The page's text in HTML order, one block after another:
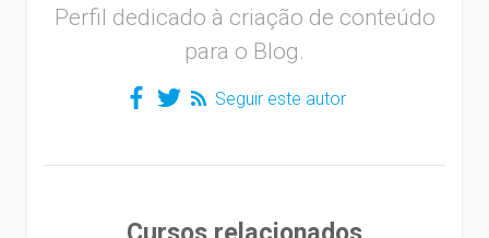
Perfil dedicado à criação de conteúdo
para o Blog.
Seguir este autor